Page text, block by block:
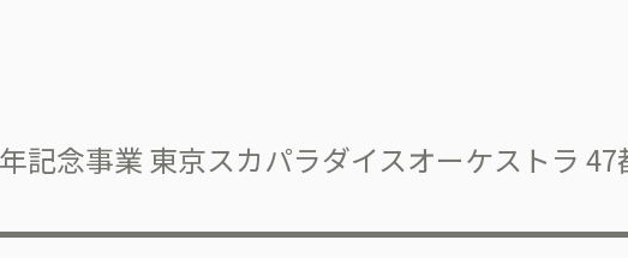
記念事業 東京スカパラダイスオーケストラ